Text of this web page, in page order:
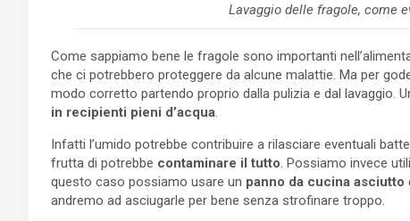
Lavaggio delle fragole, come
Come sappiamo bene le fragole sono importanti
che ci potrebbero proteggere da alcune malattie. Ma per
modo corretto partendo proprio dalla pulizia e dal lavaggio.
in recipienti pieni d’acqua
Infatti l’umido potrebbe contribuire a rilasciare eventuali
frutta di potrebbe contaminare il tutto . Possiamo invece
questo caso possiamo usare un panno da cucina asciutto
andremo ad asciugarle per bene senza strofinare troppo.